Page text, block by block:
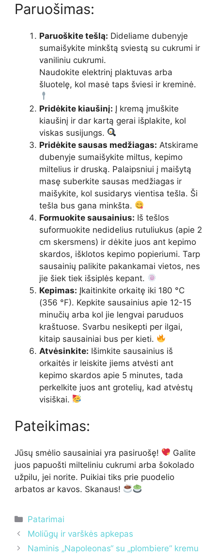
Paruošimas:
Paruoškite tešlą: Dideliame dubenyje
sumaišykite minkštą sviestą su cukrumi ir
vaniliniu cukrumi.
Naudokite elektrinį plaktuvas arba
šluotelę, kol masė taps šviesi ir kreminė.
Pridėkite kiaušinį: Į kremą įmuškite
kiaušinį ir dar kartą gerai išplakite, kol
viskas susijungs.
Pridėkite sausas medžiagas: Atskirame
dubenyje sumaišykite miltus, kepimo
miltelius ir druską. Palaipsniui į maišytą
masę suberkite sausas medžiagas ir
maišykite, kol susidarys vientisa tešla. Ši
tešla bus gana minkšta.
Formuokite sausainius: Iš tešlos
suformuokite nedidelius rutuliukus (apie 2
cm skersmens) ir dėkite juos ant kepimo
skardos, išklotos kepimo popieriumi. Tarp
sausainių palikite pakankamai vietos, nes
jie šiek tiek išsiplės kepant.
Kepimas: Įkaitinkite orkaitę iki 180 °C
(356 °F). Kepkite sausainius apie 12-15
minučių arba kol jie lengvai paruduos
kraštuose. Svarbu nesikepti per ilgai,
kitaip sausainiai bus per kieti.
Atvėsinkite: Išimkite sausainius iš
orkaitės ir leiskite jiems atvėsti ant
kepimo skardos apie 5 minutes, tada
perkelkite juos ant grotelių, kad atvėstų
visiškai.
Pateikimas:
Jūsų smėlio sausainiai yra pasiruošę!
Galite
juos papuošti milteliniu cukrumi arba šokolado
užpilu, jei norite. Puikiai tiks prie puodelio
arbatos ar kavos. Skanaus!
Kategorijos
Patarimai
Moliūgų ir varškės apkepas
Naminis „Napoleonas“ su „plombiere“ kremu